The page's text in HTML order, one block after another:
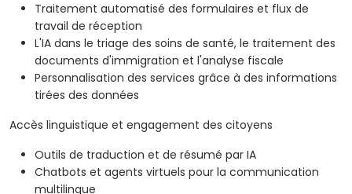
Traitement automatisé des formulaires et flux de
travail de réception
L'IA dans le triage des soins de santé, le traitement des
documents d'immigration et l'analyse fiscale
Personnalisation des services grâce à des informations
tirées des données
Accès linguistique et engagement des citoyens
Outils de traduction et de résumé par IA
Chatbots et agents virtuels pour la communication
multilingue